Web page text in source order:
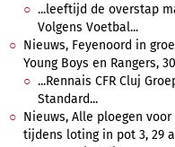
...leeftijd de overstap
Volgens Voetbal...
Nieuws, Feyenoord in
Young Boys en Rangers,
...Rennais CFR Cluj
Standard...
Nieuws, Alle ploegen
tijdens loting in pot 3, 29